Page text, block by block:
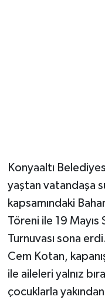
Konyaaltı
yaştan vatandaşa
kapsamındaki
Töreni ile 19 Mayıs
Turnuvası sona
Cem Kotan,
ile aileleri yalnız
çocuklarla